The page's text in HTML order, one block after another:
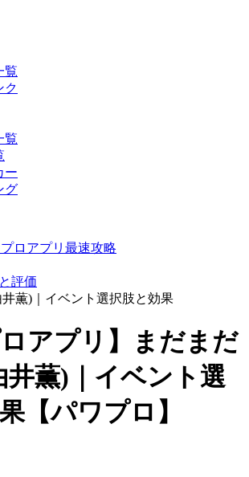
覧
ク
覧
ー
グ
ロアプリ最速攻略
評価
薫)｜イベント選択肢と効果
ロアプリ】まだまだ
井薫)｜イベント選
【パワプロ】